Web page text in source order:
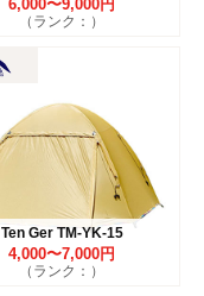
6,000〜9,000円
（ランク：）
Ten Ger TM-YK-15
4,000〜7,000円
（ランク：）